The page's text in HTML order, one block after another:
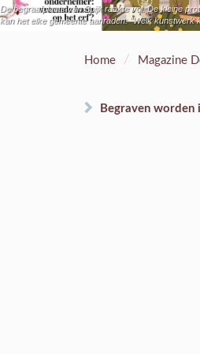
De begraafplaats van Spijk raakte vol. De kleine
kan het elke gemeente aanraden: "Welk kunstwerk
Home / Magazine
Begraven worden